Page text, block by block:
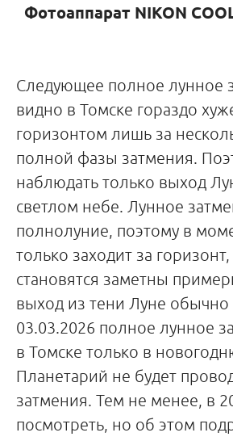
Фотоаппарат NIKON
Следующее полное лунное
видно в Томске гораздо
горизонтом лишь за
полной фазы затмения.
наблюдать только выход
светлом небе. Лунное
полнолуние, поэтому в
только заходит за
становятся заметны
выход из тени Луне
03.03.2026 полное лунное
в Томске только в
Планетарий не будет
затмения. Тем не менее, в
посмотреть, но об этом